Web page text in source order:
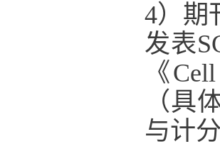
4）期
发表
《
（具
与计